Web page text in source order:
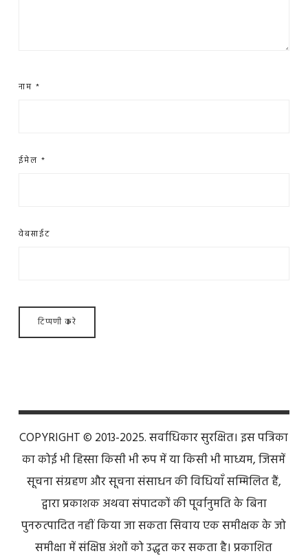
नाम *
ईमेल *
वेबसाईट
COPYRIGHT © 2013-2025. सर्वाधिकार सुरक्षित। इस पत्रिका
का कोई भी हिस्सा किसी भी रूप में या किसी भी माध्यम, जिसमें
सूचना संग्रहण और सूचना संसाधन की विधियाँ सम्मिलित हैं,
द्वारा प्रकाशक अथवा संपादकों की पूर्वानुमति के बिना
पुनरुत्पादित नहीं किया जा सकता सिवाय एक समीक्षक के जो
समीक्षा में संक्षिप्त अंशों को उद्धृत कर सकता है। प्रकाशित